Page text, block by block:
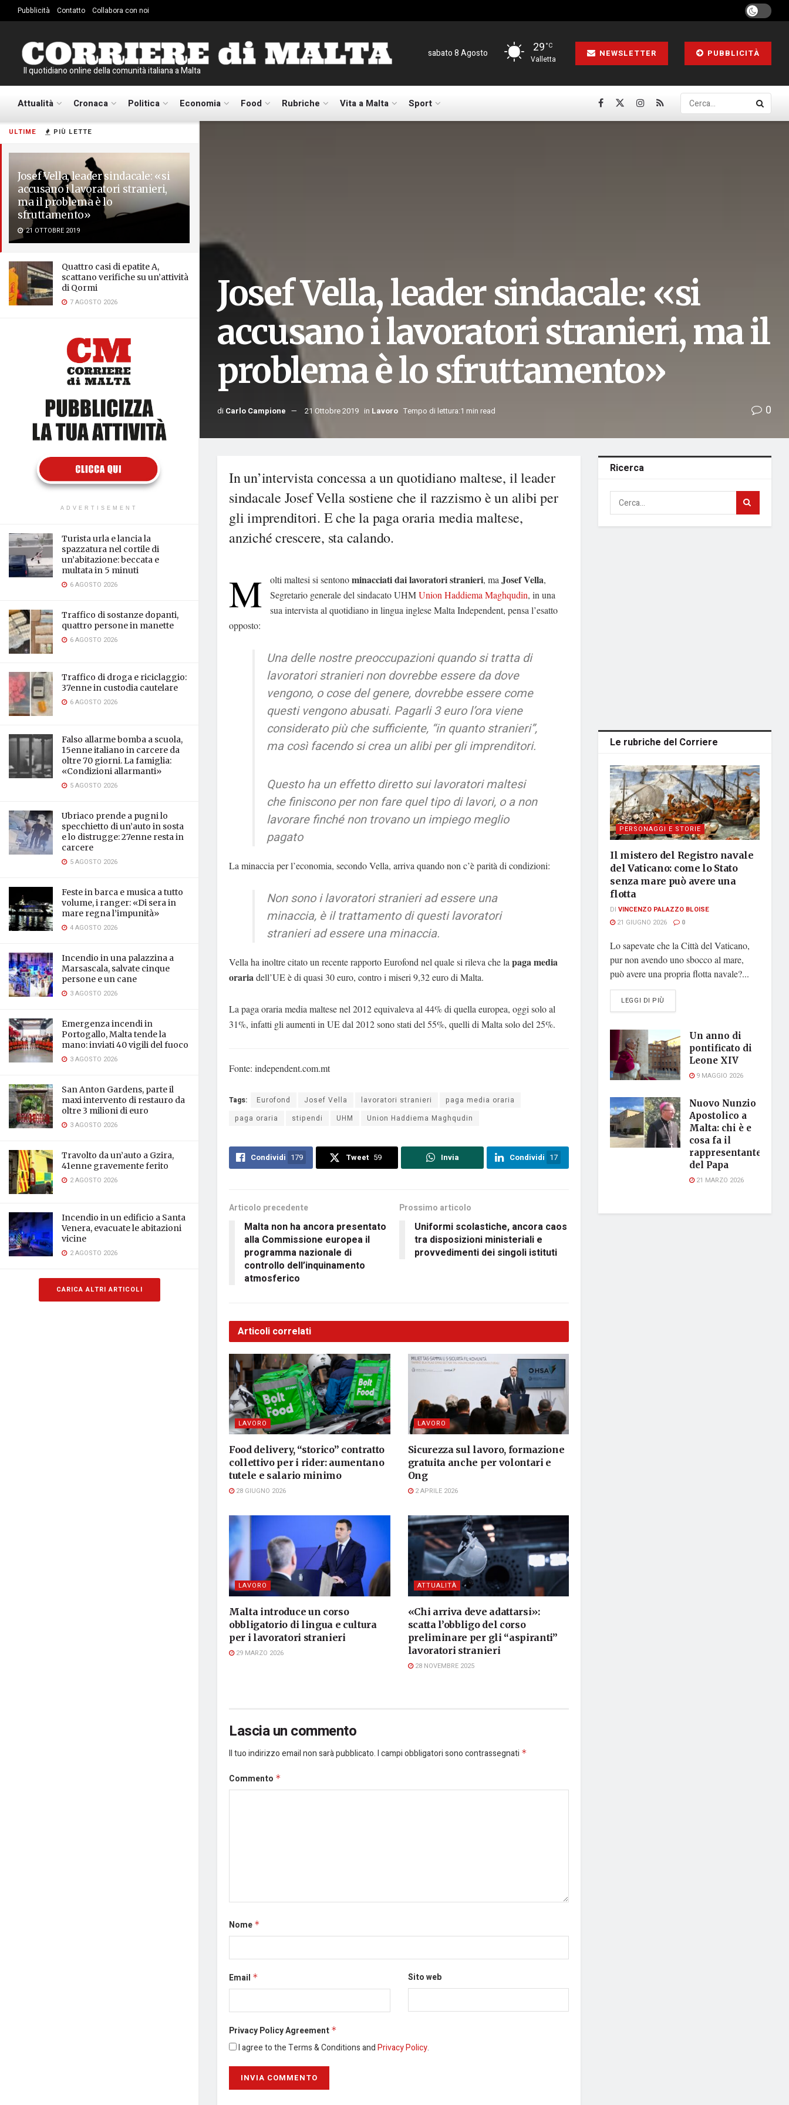
ULTIME PIÙ LETTE
Josef Vella, leader sindacale: «si
accusano i lavoratori stranieri,
ma il problema è lo
sfruttamento»
21 OTTOBRE 2019
Quattro casi di epatite A,
scattano verifiche su un’attività
di Qormi
7 AGOSTO 2026
ADVERTISEMENT
Turista urla e lancia la
spazzatura nel cortile di
un’abitazione: beccata e
multata in 5 minuti
6 AGOSTO 2026
Traffico di sostanze dopanti,
quattro persone in manette
6 AGOSTO 2026
Traffico di droga e riciclaggio:
37enne in custodia cautelare
6 AGOSTO 2026
Falso allarme bomba a scuola,
15enne italiano in carcere da
oltre 70 giorni. La famiglia:
«Condizioni allarmanti»
5 AGOSTO 2026
Ubriaco prende a pugni lo
specchietto di un’auto in sosta
e lo distrugge: 27enne resta in
carcere
5 AGOSTO 2026
Feste in barca e musica a tutto
volume, i ranger: «Di sera in
mare regna l’impunità»
4 AGOSTO 2026
Incendio in una palazzina a
Marsascala, salvate cinque
persone e un cane
3 AGOSTO 2026
Emergenza incendi in
Portogallo, Malta tende la
mano: inviati 40 vigili del fuoco
3 AGOSTO 2026
San Anton Gardens, parte il
maxi intervento di restauro da
oltre 3 milioni di euro
3 AGOSTO 2026
Travolto da un’auto a Gzira,
41enne gravemente ferito
2 AGOSTO 2026
Incendio in un edificio a Santa
Venera, evacuate le abitazioni
vicine
2 AGOSTO 2026
CARICA ALTRI ARTICOLI
Pubblicità Contatto Collabora con noi
Il quotidiano online della comunità italiana a Malta
sabato 8 Agosto 29°C
Valletta
NEWSLETTER PUBBLICITÀ
Attualità Cronaca Politica Economia Food Rubriche Vita a Malta Sport
Josef Vella, leader sindacale: «si
accusano i lavoratori stranieri, ma il
problema è lo sfruttamento»
di Carlo Campione 21 Ottobre 2019 in Lavoro Tempo di lettura:1 min read 0
In un’intervista concessa a un quotidiano maltese, il leader
sindacale Josef Vella sostiene che il razzismo è un alibi per
gli imprenditori. E che la paga oraria media maltese,
anziché crescere, sta calando.
M olti maltesi si sentonominacciati dai lavoratori stranieri, ma Josef Vella,
Segretario generale del sindacato UHMUnion Haddiema Maghqudin, in una
sua intervista al quotidiano in lingua inglese Malta Independent, pensa l’esatto
opposto:
Una delle nostre preoccupazioni quando si tratta di
lavoratori stranieri non dovrebbe essere da dove
vengono, o cose del genere, dovrebbe essere come
questi vengono abusati. Pagarli 3 euro l’ora viene
considerato più che sufficiente, “in quanto stranieri”,
ma così facendo si crea un alibi per gli imprenditori.
Questo ha un effetto diretto sui lavoratori maltesi
che finiscono per non fare quel tipo di lavori, o a non
lavorare finché non trovano un impiego meglio
pagato
La minaccia per l’economia, secondo Vella, arriva quando non c’è parità di condizioni:
Non sono i lavoratori stranieri ad essere una
minaccia, è il trattamento di questi lavoratori
stranieri ad essere una minaccia.
Vella ha inoltre citato un recente rapporto Eurofond nel quale si rileva che la paga media
orariadell’UE è di quasi 30 euro, contro i miseri 9,32 euro di Malta.
La paga oraria media maltese nel 2012 equivaleva al 44% di quella europea, oggi solo al
31%, infatti gli aumenti in UE dal 2012 sono stati del 55%, quelli di Malta solo del 25%.
Fonte: independent.com.mt
Tags: Eurofond Josef Vella lavoratori stranieri
paga media oraria
paga oraria
stipendi UHM Union Haddiema Maghqudin
Condividi 179 Tweet 59 Invia Condividi 17
Articolo precedente
Malta non ha ancora presentato
alla Commissione europea il
programma nazionale di
controllo dell’inquinamento
atmosferico
Prossimo articolo
Uniformi scolastiche, ancora caos
tra disposizioni ministeriali e
provvedimenti dei singoli istituti
Articoli correlati
LAVORO
Food delivery, “storico” contratto
collettivo per i rider: aumentano
tutele e salario minimo
28 GIUGNO 2026
LAVORO
Sicurezza sul lavoro, formazione
gratuita anche per volontari e
Ong
2 APRILE 2026
LAVORO
Malta introduce un corso
obbligatorio di lingua e cultura
per i lavoratori stranieri
29 MARZO 2026
ATTUALITÀ
«Chi arriva deve adattarsi»:
scatta l’obbligo del corso
preliminare per gli “aspiranti”
lavoratori stranieri
28 NOVEMBRE 2025
Lascia un commento
Il tuo indirizzo email non sarà pubblicato.I campi obbligatori sono contrassegnati *
Commento *
Nome *
Email * Sito web
Privacy Policy Agreement *
I agree to the Terms & Conditions andPrivacy Policy.
Ricerca
Le rubriche del Corriere
PERSONAGGI E STORIE
Il mistero del Registro navale
del Vaticano: come lo Stato
senza mare può avere una
flotta
DI VINCENZO PALAZZO BLOISE
21 GIUGNO 2026
0
Lo sapevate che la Città del Vaticano,
pur non avendo uno sbocco al mare,
può avere una propria flotta navale?...
LEGGI DI PIÙ
Un anno di
pontificato di
Leone XIV
9 MAGGIO 2026
Nuovo Nunzio
Apostolico a
Malta: chi è e
cosa fa il
rappresentante
del Papa
21 MARZO 2026